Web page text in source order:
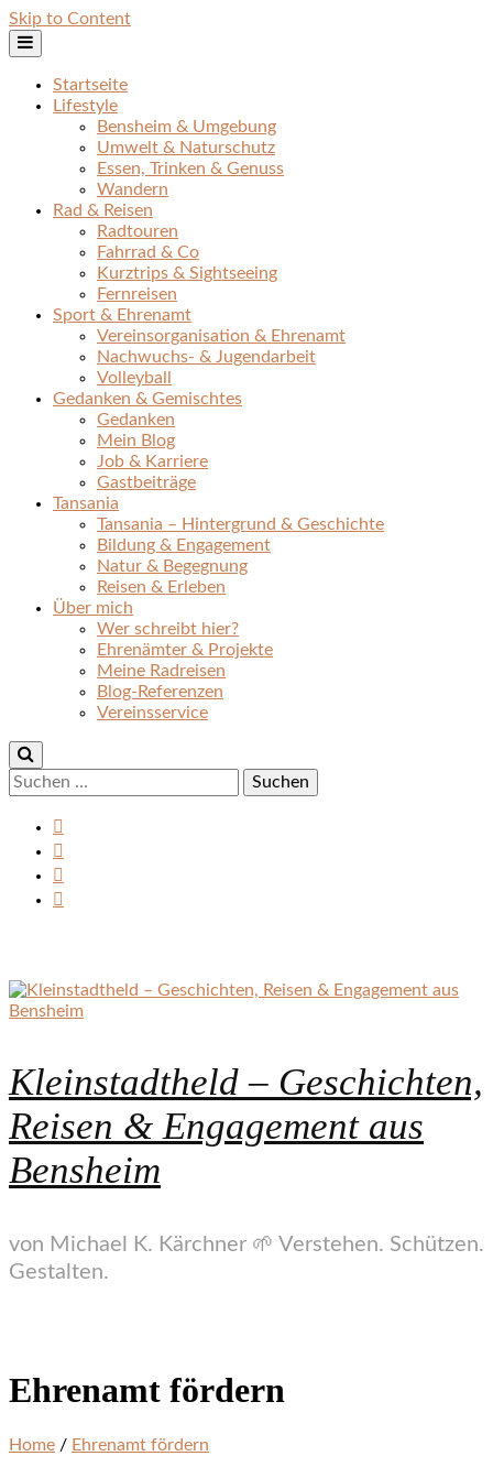
Skip to Content
Startseite
Lifestyle
Bensheim & Umgebung
Umwelt & Naturschutz
Essen, Trinken & Genuss
Wandern
Rad & Reisen
Radtouren
Fahrrad & Co
Kurztrips & Sightseeing
Fernreisen
Sport & Ehrenamt
Vereinsorganisation & Ehrenamt
Nachwuchs- & Jugendarbeit
Volleyball
Gedanken & Gemischtes
Gedanken
Mein Blog
Job & Karriere
Gastbeiträge
Tansania
Tansania – Hintergrund & Geschichte
Bildung & Engagement
Natur & Begegnung
Reisen & Erleben
Über mich
Wer schreibt hier?
Ehrenämter & Projekte
Meine Radreisen
Blog-Referenzen
Vereinsservice
Suchen
nach:
Kleinstadtheld – Geschichten,
Reisen & Engagement aus
Bensheim
von Michael K. Kärchner 🌱 Verstehen. Schützen.
Gestalten.
Ehrenamt fördern
Home / Ehrenamt fördern